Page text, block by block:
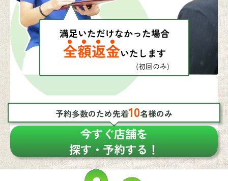
予約多数のため先着10名様のみ
今すぐ店舗を
探す・予約する！